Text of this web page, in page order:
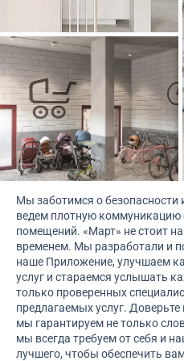
Мы заботимся о безопасности
ведем плотную коммуникацию
помещений. «Март» не стоит на
временем. Мы разработали и
наше Приложение, улучшаем
услуг и стараемся услышать
только проверенных
предлагаемых услуг.
мы гарантируем не только
мы всегда требуем от себя и
лучшего, чтобы обеспечить